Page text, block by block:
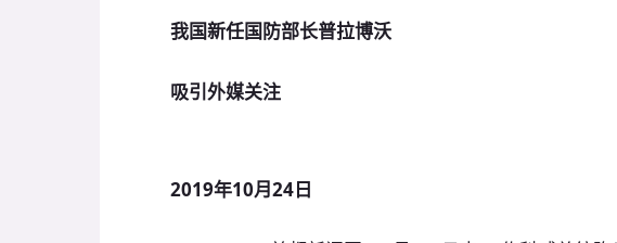
我国新任国防部长普拉博沃
吸引外媒关注
2019年10月24日